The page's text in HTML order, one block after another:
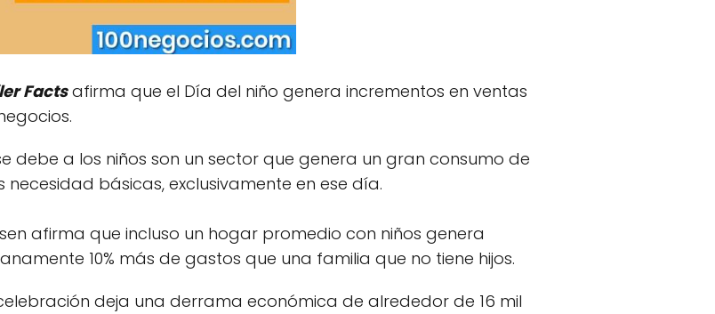
Factsafirma que el Día del niño genera incrementos en ventas
debe a los niños son un sector que genera un gran consumo de
necesidad básicas, exclusivamente en ese día.
afirma que incluso un hogar promedio con niños genera
10% más de gastos que una familia que no tiene hijos.
deja una derrama económica de alrededor de 16 mil